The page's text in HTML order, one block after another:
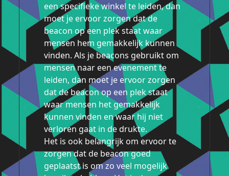
een specifieke winkel te leiden, dan
moet je ervoor zorgen dat de
beacon op een plek staat waar
mensen hem gemakkelijk kunnen
vinden. Als je beacons gebruikt om
mensen naar een evenement te
leiden, dan moet je ervoor zorgen
dat de beacon op een plek staat
waar mensen het gemakkelijk
kunnen vinden en waar hij niet
verloren gaat in de drukte.
Het is ook belangrijk om ervoor te
zorgen dat de beacon goed
geplaatst is om zo veel mogelijk